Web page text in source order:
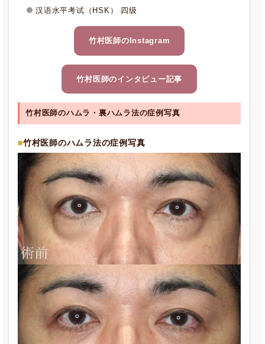
汉语水平考试（HSK） 四级
竹村医師のInstagram
竹村医師のインタビュー記事
竹村医師のハムラ・裏ハムラ法の症例写真
竹村医師のハムラ法の症例写真